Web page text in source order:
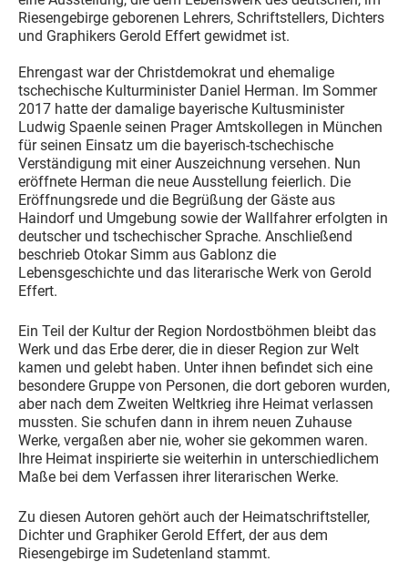
Riesengebirge geborenen Lehrers, Schriftstellers, Dichters
und Graphikers Gerold Effert gewidmet ist.
Ehrengast war der Christdemokrat und ehemalige
tschechische Kulturminister Daniel Herman. Im Sommer
2017 hatte der damalige bayerische Kultusminister
Ludwig Spaenle seinen Prager Amtskollegen in München
für seinen Einsatz um die bayerisch-tschechische
Verständigung mit einer Auszeichnung versehen. Nun
eröffnete Herman die neue Ausstellung feierlich. Die
Eröffnungsrede und die Begrüßung der Gäste aus
Haindorf und Umgebung sowie der Wallfahrer erfolgten in
deutscher und tschechischer Sprache. Anschließend
beschrieb Otokar Simm aus Gablonz die
Lebensgeschichte und das literarische Werk von Gerold
Effert.
Ein Teil der Kultur der Region Nordostböhmen bleibt das
Werk und das Erbe derer, die in dieser Region zur Welt
kamen und gelebt haben. Unter ihnen befindet sich eine
besondere Gruppe von Personen, die dort geboren wurden,
aber nach dem Zweiten Weltkrieg ihre Heimat verlassen
mussten. Sie schufen dann in ihrem neuen Zuhause
Werke, vergaßen aber nie, woher sie gekommen waren.
Ihre Heimat inspirierte sie weiterhin in unterschiedlichem
Maße bei dem Verfassen ihrer literarischen Werke.
Zu diesen Autoren gehört auch der Heimatschriftsteller,
Dichter und Graphiker Gerold Effert, der aus dem
Riesengebirge im Sudetenland stammt.